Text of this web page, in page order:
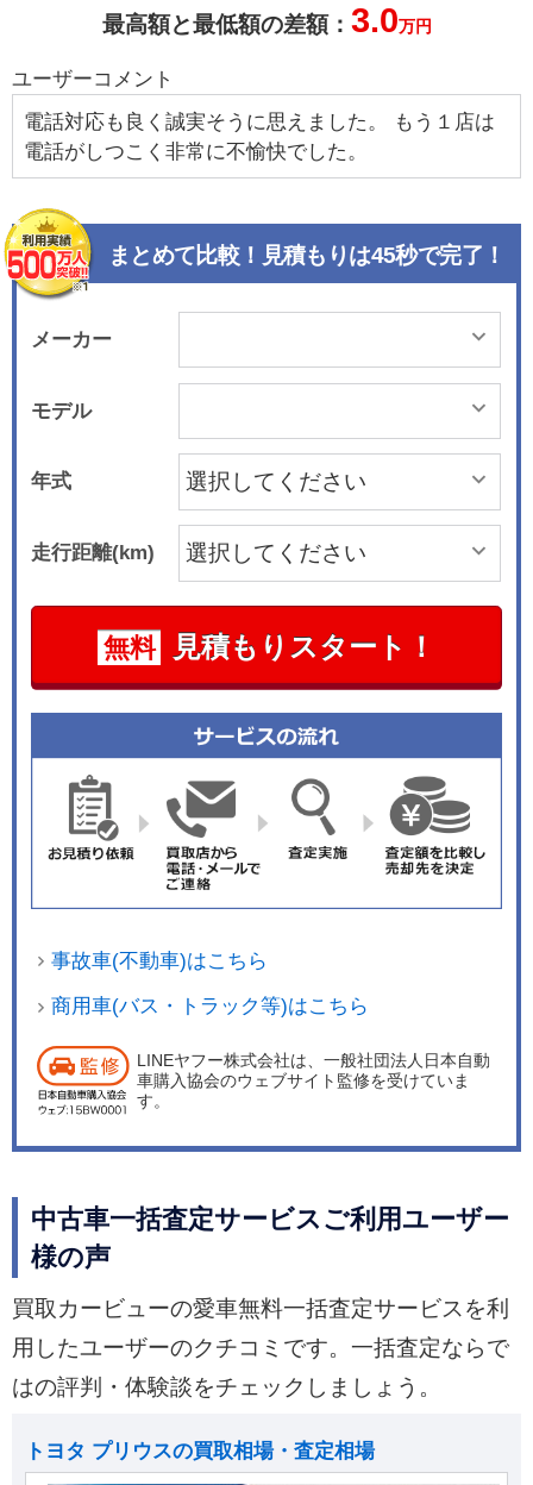
最高額と最低額の差額： 3.0万円
ユーザーコメント
電話対応も良く誠実そうに思えました。 もう１店は
電話がしつこく非常に不愉快でした。
まとめて比較！見積もりは45秒で完了！
メーカー
モデル
年式
走行距離(km)
無料 見積もりスタート！
事故車(不動車)はこちら
商用車(バス・トラック等)はこちら
LINEヤフー株式会社は、一般社団法人日本自動
車購入協会のウェブサイト監修を受けていま
す。
中古車一括査定サービスご利用ユーザー
様の声
買取カービューの愛車無料一括査定サービスを利
用したユーザーのクチコミです。一括査定ならで
はの評判・体験談をチェックしましょう。
トヨタ プリウスの買取相場・査定相場